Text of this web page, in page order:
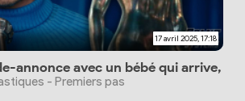
17 avril 2025, 17:18
annonce avec un bébé qui arrive,
- Premiers pas